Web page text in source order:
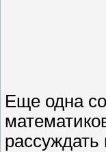
Еще одна